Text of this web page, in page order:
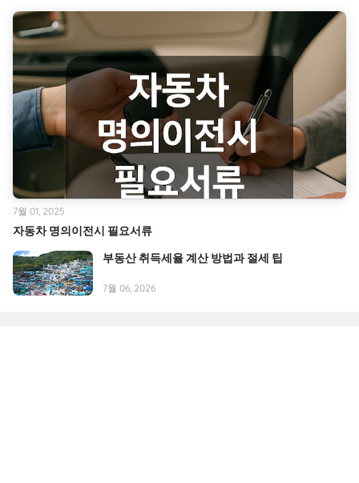
자동차 명의이전시 필요서류
7월 01, 2025
부동산 취득세율 계산 방법과 절세 팁
7월 06, 2026